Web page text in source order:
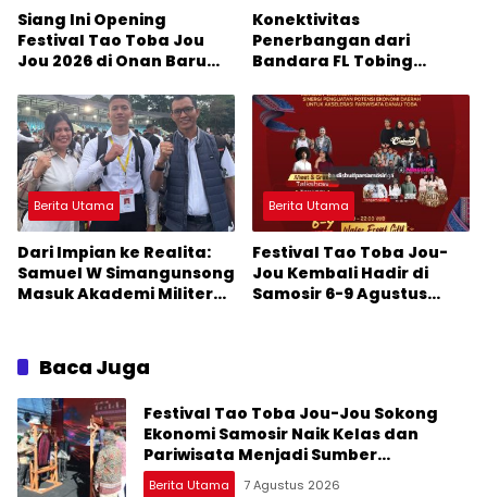
Siang Ini Opening
Festival Tao Toba Jou
Jou 2026 di Onan Baru
Dihibur Marsada Band
Konektivitas
Penerbangan dari
Bandara FL Tobing
Jadi Perhatian Anggota
DPR RI Muhammad Lokot
Nasution
Berita Utama
Dari Impian ke Realita:
Samuel W Simangunsong
Masuk Akademi Militer
Berita Utama
Festival Tao Toba Jou-
Jou Kembali Hadir di
Samosir 6-9 Agustus
Baca Juga
Festival Tao Toba Jou-Jou Sokong
Ekonomi Samosir Naik Kelas dan
Pariwisata Menjadi Sumber
Pertumbuhan Ekonomi Baru
Berita Utama 7 Agustus 2026